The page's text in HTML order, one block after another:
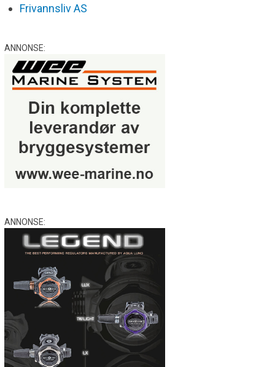
Frivannsliv AS
ANNONSE:
ANNONSE: